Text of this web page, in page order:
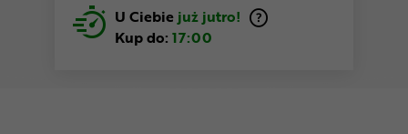
U Ciebie już jutro!
Kup do: 17:00